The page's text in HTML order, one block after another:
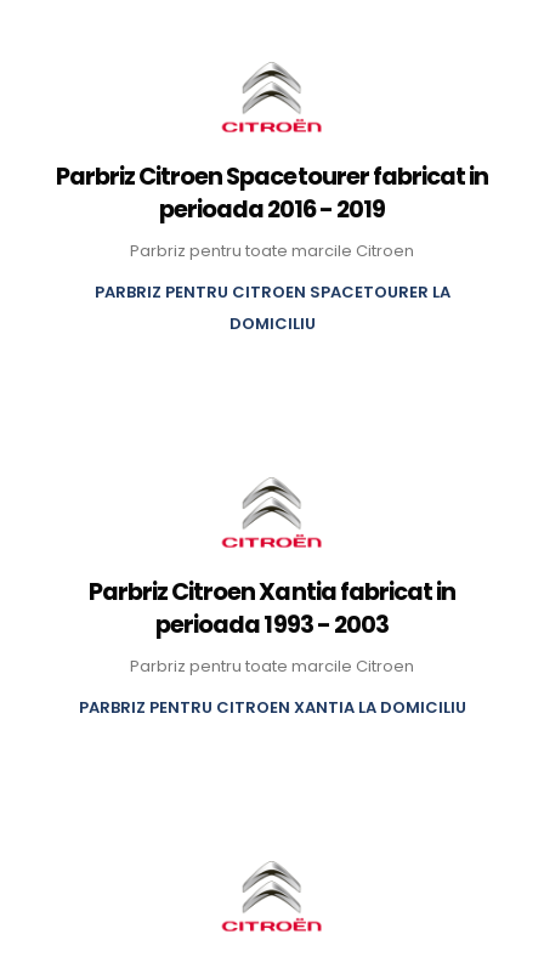
Parbriz Citroen Spacetourer fabricat in
perioada 2016 - 2019
Parbriz pentru toate marcile Citroen
PARBRIZ PENTRU CITROEN SPACETOURER LA
DOMICILIU
Parbriz Citroen Xantia fabricat in
perioada 1993 - 2003
Parbriz pentru toate marcile Citroen
PARBRIZ PENTRU CITROEN XANTIA LA DOMICILIU